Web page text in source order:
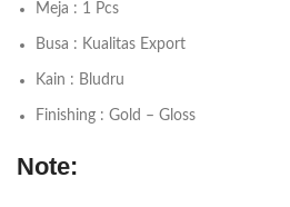
Meja : 1 Pcs
Busa : Kualitas Export
Kain : Bludru
Finishing : Gold – Gloss
Note: